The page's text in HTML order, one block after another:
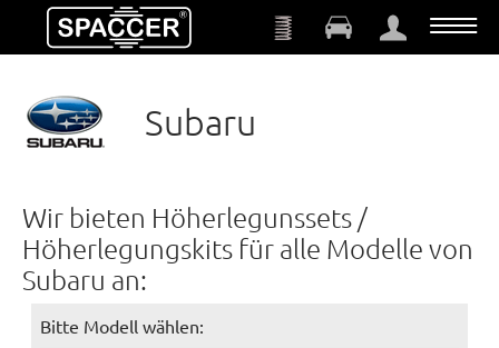
Zum Hauptinhalt springen
Subaru
Wir bieten Höherlegunssets /
Höherlegungskits für alle Modelle von
Subaru an:
Bitte Modell wählen: